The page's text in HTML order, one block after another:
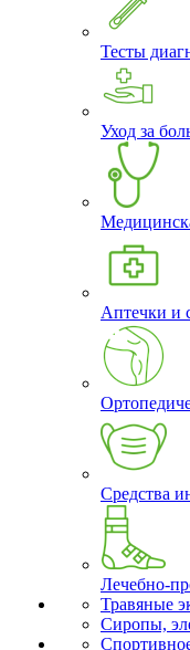
Тесты
Уход за
Аптечки и
Средства
Лечебно-
Травяные
Сиропы,